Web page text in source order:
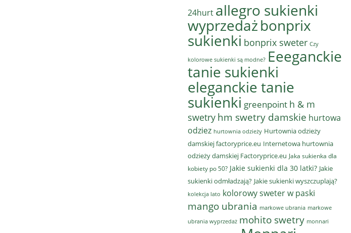
24hurt allegro sukienki
wyprzedażbonprix
sukienki bonprix sweter Czy
kolorowe sukienki są modne? Eeeganckie
tanie sukienki
eleganckie tanie
sukienki greenpoint h & m
swetry hm swetry damskie hurtowa
odziez hurtownia odzieży Hurtownia odzieży
damskiej factoryprice.eu Internetowa hurtownia
odzieży damskiej Factoryprice.eu Jaka sukienka dla
kobiety po 50? Jakie sukienki dla 30 latki? Jakie
sukienki odmładzają? Jakie sukienki wyszczuplają?
kolekcja lato kolorowy sweter w paski
mango ubrania markowe ubrania markowe
ubrania wyprzedaż mohito swetry monnari